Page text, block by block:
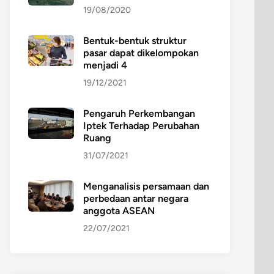
19/08/2020
Bentuk-bentuk struktur
pasar dapat dikelompokan
menjadi 4
19/12/2021
Pengaruh Perkembangan
Iptek Terhadap Perubahan
Ruang
31/07/2021
Menganalisis persamaan dan
perbedaan antar negara
anggota ASEAN
22/07/2021